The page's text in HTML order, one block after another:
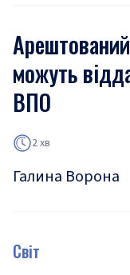
можуть
ВПО
2 хв
Галина Ворона
Світ